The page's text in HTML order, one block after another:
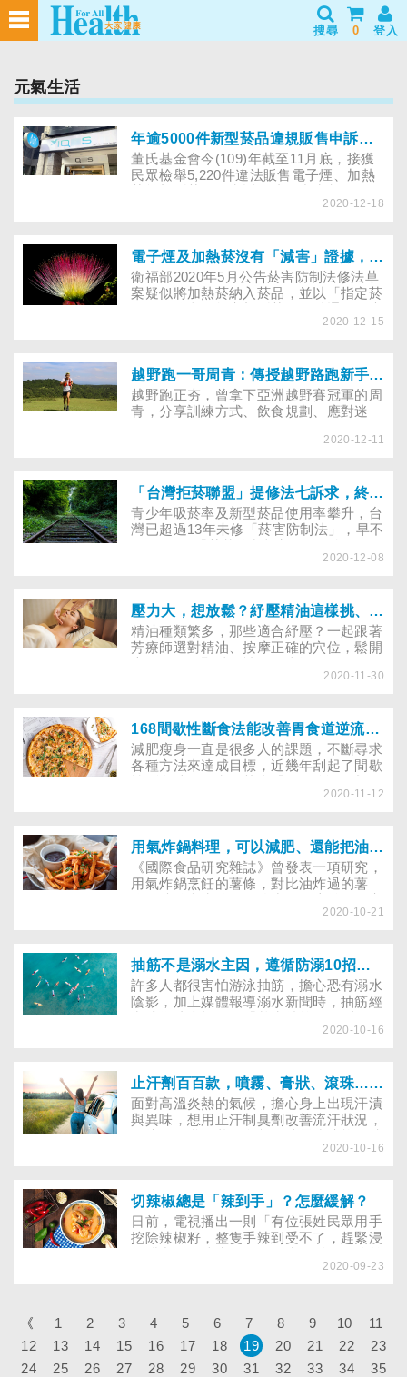
搜尋 0 登入
元氣生活
年逾5000件新型菸品違規販售申訴，新型菸品政策開放加熱菸、禁電子煙等同「變相全開」！
董氏基金會今(109)年截至11月底，接獲
民眾檢舉5,220件違法販售電子煙、加熱
舉網購，甚至成為下線加入傳銷行列m
2020-12-18
電子煙及加熱菸沒有「減害」證據，無法戒菸者改用新型菸品危害難減
衛福部2020年5月公告菸害防制法修法草
案疑似將加熱菸納入菸品，並以「指定菸
風險評估的方式進口與販售，為加熱菸開
2020-12-15
越野跑一哥周青：傳授越野路跑新手必看訓練、飲食攻略、推薦賽道
越野跑正夯，曾拿下亞洲越野賽冠軍的周
青，分享訓練方式、飲食規劃、應對迷
2020-12-11
「台灣拒菸聯盟」提修法七訴求，終結舊菸害、禁止新菸害
青少年吸菸率及新型菸品使用率攀升，台
灣已超過13年未修「菸害防制法」，早不
無法規範電子煙、加熱菸等新型菸品，盼
2020-12-08
壓力大，想放鬆？紓壓精油這樣挑、聰明按摩不踩雷
精油種類繁多，那些適合紓壓？一起跟著
芳療師選對精油、按摩正確的穴位，鬆開
2020-11-30
168間歇性斷食法能改善胃食道逆流？新手怎麼增加斷食時間？專家傳授攻略，這樣減肥更有效！
減肥瘦身一直是很多人的課題，不斷尋求
各種方法來達成目標，近幾年刮起了間歇
大家爭相嘗試的減肥方法。究竟為什麼縮
運動生理學博士，同時也是臺北市立大學
運動科學研究所教授侯建文來為我們解
惑。
2020-11-12
用氣炸鍋料理，可以減肥、還能把油炸品變健康？別再掉入減重陷阱！
《國際食品研究雜誌》曾發表一項研究，
用氣炸鍋烹飪的薯條，對比油炸過的薯
意味著健康。榮新診所李婉萍營養師提
有高卡路里、高脂肪、高熱量，適量還是
很重要。
2020-10-21
抽筋不是溺水主因，遵循防溺10招，戲水安全不擔心！
許多人都很害怕游泳抽筋，擔心恐有溺水
陰影，加上媒體報導溺水新聞時，抽筋經
溺斃」，更增添不少心理恐懼。但話說回
2020-10-16
止汗劑百百款，噴霧、膏狀、滾珠……該選哪種才好？
面對高溫炎熱的氣候，擔心身上出現汗漬
與異味，想用止汗制臭劑改善流汗狀況，
等各種劑型，琳瑯滿目，哪一種類型才適
解惑。
2020-10-16
切辣椒總是「辣到手」？怎麼緩解？
日前，電視播出一則「有位張姓民眾用手
挖除辣椒籽，整隻手辣到受不了，趕緊浸
往醫院掛急診挨針才得到緩解」的新聞，
火灼燒一樣，浸泡冰牛奶中約十分鐘後，
辣痛逐漸消除，整個人鬆了一口氣。為什
麼同樣是辣到手，不同的緩解方式，效果
竟然有天壤之別？
2020-09-23
《 1 2 3 4 5 6 7 8 9 10
11
12
13 14 15 16 17 18 19 20 21 22
23
24
25 26 27 28 29 30 31 32 33 34
35